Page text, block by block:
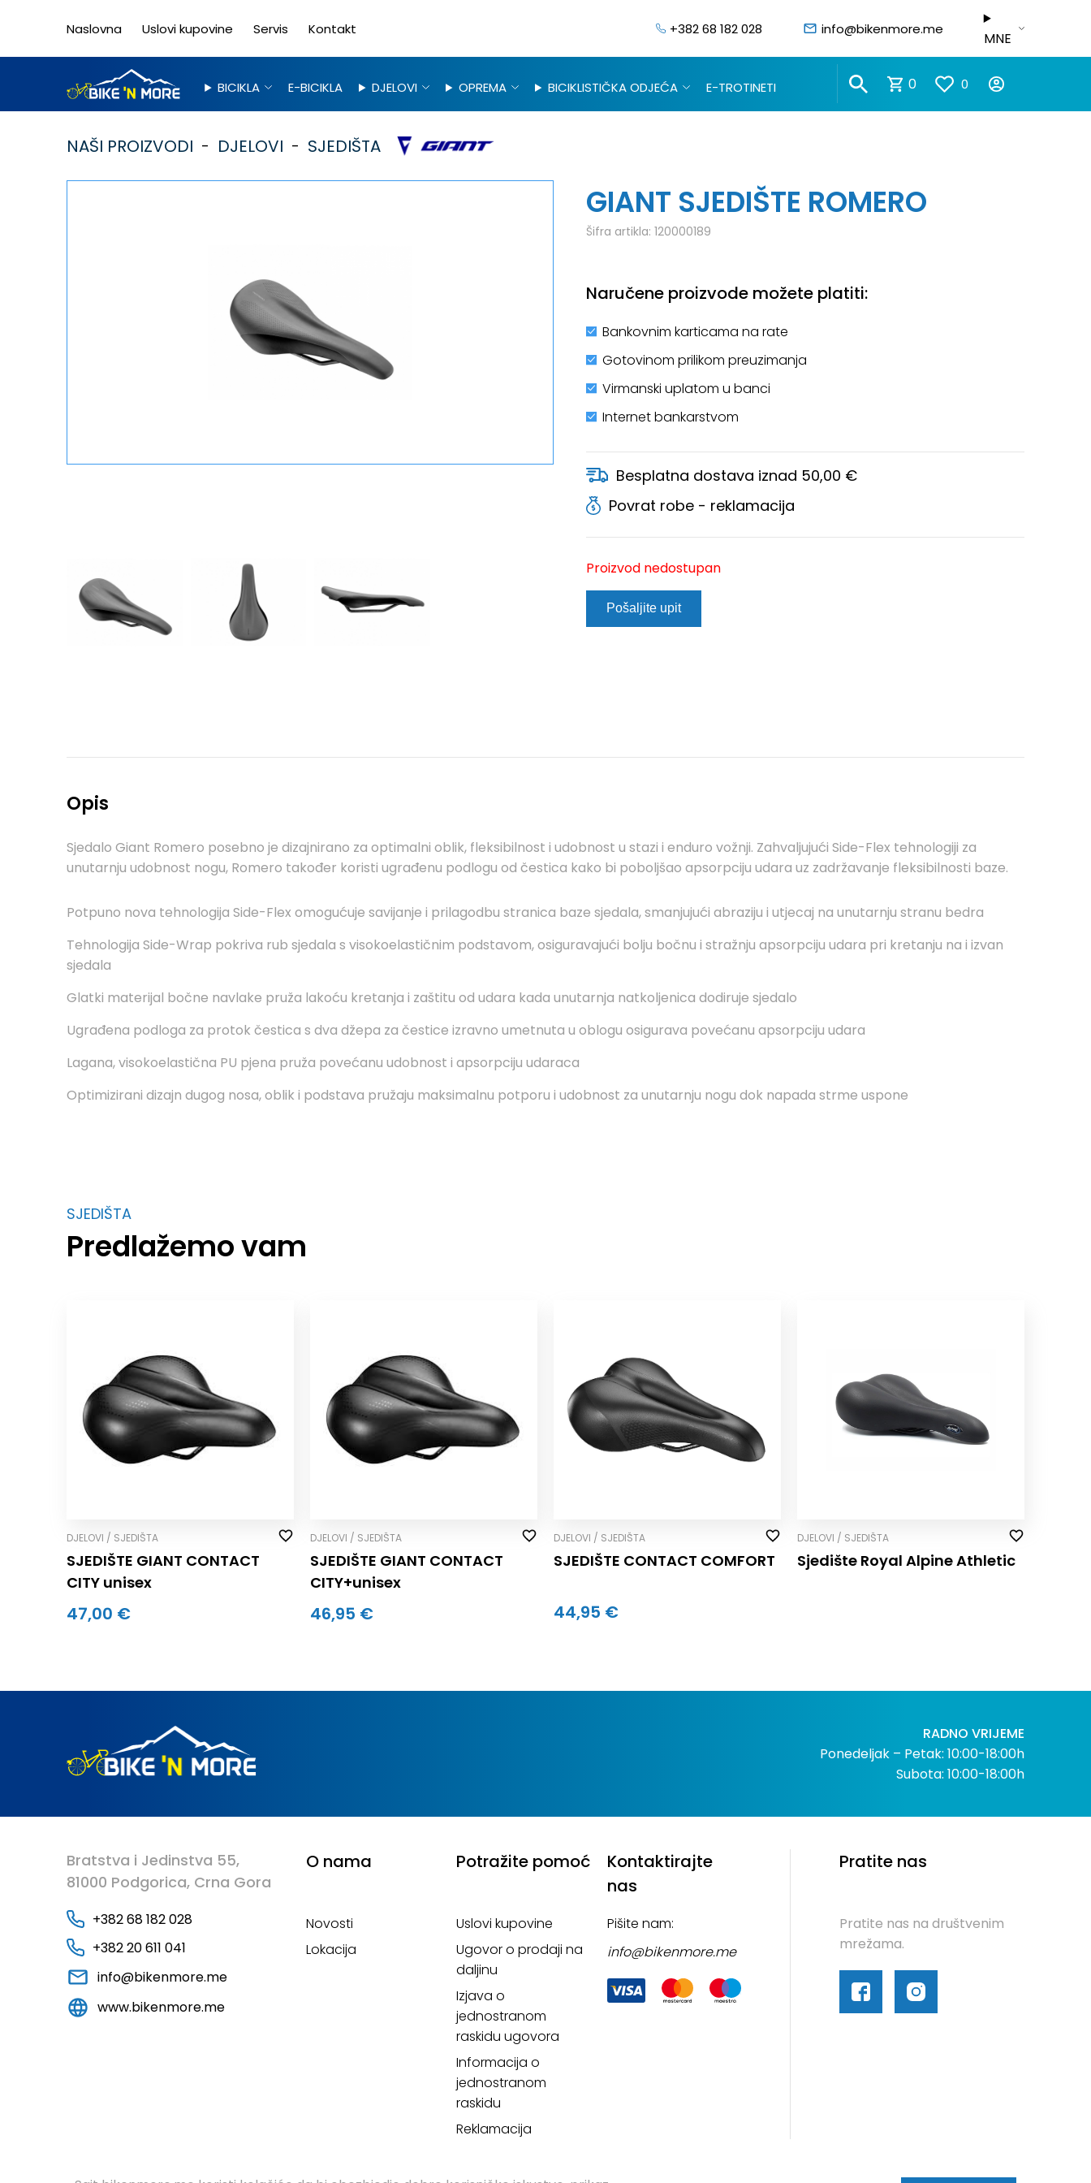
Naslovna Uslovi kupovine Servis Kontakt +382 68 182 028 info@bikenmore.me
MNE
BICIKLA E-BICIKLA DJELOVI OPREMA BICIKLISTIČKA ODJEĆA E-TROTINETI 0 0
NAŠI PROIZVODI DJELOVI SJEDIŠTA
GIANT SJEDIŠTE ROMERO
Šifra artikla:120000189
Naručene proizvode možete platiti:
Bankovnim karticama na rate
Gotovinom prilikom preuzimanja
Virmanski uplatom u banci
Internet bankarstvom
Besplatna dostava iznad 50,00 €
Povrat robe - reklamacija
Proizvod nedostupan
Pošaljite upit
Opis
Sjedalo Giant Romero posebno je dizajnirano za optimalni oblik, fleksibilnost i udobnost u stazi i enduro vožnji. Zahvaljujući Side-Flex tehnologiji za
unutarnju udobnost nogu, Romero također koristi ugrađenu podlogu od čestica kako bi poboljšao apsorpciju udara uz zadržavanje fleksibilnosti baze.
Potpuno nova tehnologija Side-Flex omogućuje savijanje i prilagodbu stranica baze sjedala, smanjujući abraziju i utjecaj na unutarnju stranu bedra
Tehnologija Side-Wrap pokriva rub sjedala s visokoelastičnim podstavom, osiguravajući bolju bočnu i stražnju apsorpciju udara pri kretanju na i izvan
sjedala
Glatki materijal bočne navlake pruža lakoću kretanja i zaštitu od udara kada unutarnja natkoljenica dodiruje sjedalo
Ugrađena podloga za protok čestica s dva džepa za čestice izravno umetnuta u oblogu osigurava povećanu apsorpciju udara
Lagana, visokoelastična PU pjena pruža povećanu udobnost i apsorpciju udaraca
Optimizirani dizajn dugog nosa, oblik i podstava pružaju maksimalnu potporu i udobnost za unutarnju nogu dok napada strme uspone
SJEDIŠTA
Predlažemo vam
DJELOVI / SJEDIŠTA
SJEDIŠTE GIANT CONTACT
CITY unisex
47,00 €
DJELOVI / SJEDIŠTA
SJEDIŠTE GIANT CONTACT
CITY+unisex
46,95 €
DJELOVI / SJEDIŠTA
SJEDIŠTE CONTACT COMFORT
44,95 €
DJELOVI / SJEDIŠTA
Sjedište Royal Alpine Athletic
RADNO VRIJEME
Ponedeljak – Petak: 10:00-18:00h
Subota: 10:00-18:00h
Bratstva i Jedinstva 55,
81000 Podgorica, Crna Gora
+382 68 182 028
+382 20 611 041
info@bikenmore.me
www.bikenmore.me
O nama
Novosti
Lokacija
Potražite pomoć
Uslovi kupovine
Ugovor o prodaji na
daljinu
Izjava o
jednostranom
raskidu ugovora
Informacija o
jednostranom
raskidu
Reklamacija
Kontaktirajte
nas
Pišite nam:
info@bikenmore.me
Pratite nas
Pratite nas na društvenim
mrežama.